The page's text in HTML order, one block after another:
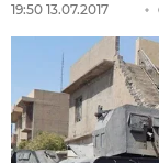
19:50 13.07.2017